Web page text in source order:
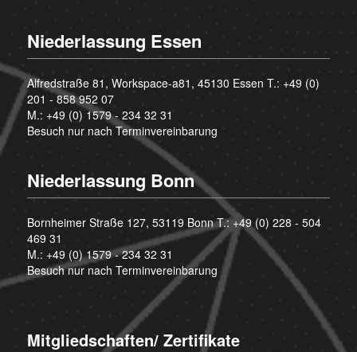
Niederlassung Essen
Alfredstraße 81, Workspace-a81, 45130 Essen T.: +49 (0)
201 - 858 952 07
M.: +49 (0) 1579 - 234 32 31
Besuch nur nach Terminvereinbarung
Niederlassung Bonn
Bornheimer Straße 127, 53119 Bonn T.:+49 (0) 228 - 504
469 31
M.: +49 (0) 1579 - 234 32 31
Besuch nur nach Terminvereinbarung
Mitgliedschaften/ Zertifikate